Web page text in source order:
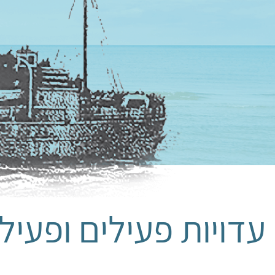
עדויות פעילים